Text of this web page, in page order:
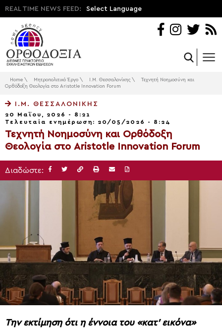
REAL TIME NEWS FEED: Select Language
Home \ Μητροπολιτικό Έργο \ Ι.Μ. Θεσσαλονίκης \
Τεχνητή Νοημοσύνη και
Ορθόδοξη Θεολογία στο Aristotle Innovation Forum
Ι.Μ. ΘΕΣΣΑΛΟΝΊΚΗΣ
20 Μαΐου, 2026 - 8:21
Τελευταία ενημέρωση: 20/05/2026 - 8:24
Τεχνητή Νοημοσύνη και Ορθόδοξη
Θεολογία στο Aristotle Innovation Forum
Διαδώστε:
Tην εκτίμηση ότι η έννοια του «κατ’ εικόνα»